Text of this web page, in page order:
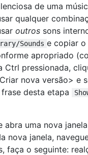
de uma
qualquer
outros sons
Sounds e copiar
apropriado
Ctrl pressionada,
nova versão> e
desta etapa
abra uma nova
nova janela,
faça o seguinte: